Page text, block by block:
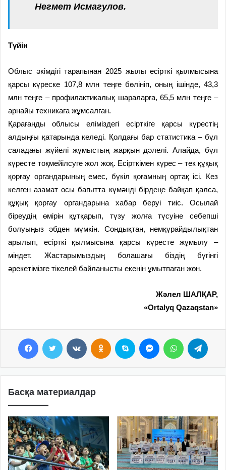
Негмет Исмагулов.
Түйін
Облыс әкімдігі тарапынан 2025 жылы есірткі қылмысына
қарсы күреске 107,8 млн теңге бөлініп, оның ішінде, 43,3
млн теңге – профилактикалық шараларға, 65,5 млн теңге –
арнайы техникаға жұмсалған.
Қарағанды облысы еліміздегі есірткіге қарсы күрестің
алдыңғы қатарында келеді. Қолдағы бар статистика – бұл
саладағы жүйелі жұмыстың жарқын дәлелі. Алайда, бұл
күресте тоқмейілсуге жол жоқ. Есірткімен күрес – тек құқық
қорғау органдарының емес, бүкіл қоғамның ортақ ісі. Кез
келген азамат осы бағытта күмәнді бірдеңе байқап қалса,
құқық қорғау органдарына хабар беруі тиіс. Осылай
біреудің өмірін құтқарып, түзу жолға түсуіне себепші
болуыңыз әбден мүмкін. Сондықтан, немқұрайдылықтан
арылып, есірткі қылмысына қарсы күресте жұмылу –
міндет. Жастарымыздың болашағы біздің бүгінгі
әрекетімізге тікелей байланысты екенін ұмытпаған жөн.
Жәлел ШАЛҚАР,
«Ortalyq Qazaqstan»
Басқа материалдар